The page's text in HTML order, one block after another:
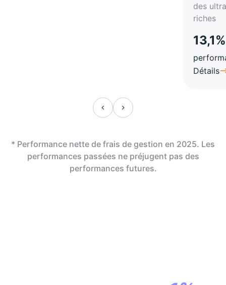
des
riches
13,1%
Détails
* Performance nette de frais de gestion en 2025. Les
performances passées ne préjugent pas des
performances futures.